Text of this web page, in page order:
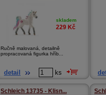
skladem
229 Kč
Ručně malovaná, detailně
propracovaná figurka hříb...
detail ks
Schleich 13735 - Klisn...